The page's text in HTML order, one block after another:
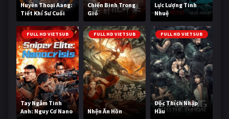
Huyền Thoại Aang:
Tiết Khí Sư Cuối
Cùng
Chiến Binh Trong
Gió
Lực Lượng Tinh
Nhuệ
FULL HD VIETSUB
Tay Ngắm Tinh
Anh: Nguy Cơ Nano
FULL HD VIETSUB
Nhện Ăn Hồn
FULL HD VIETSUB
Độc Thích Nhập
Hầu